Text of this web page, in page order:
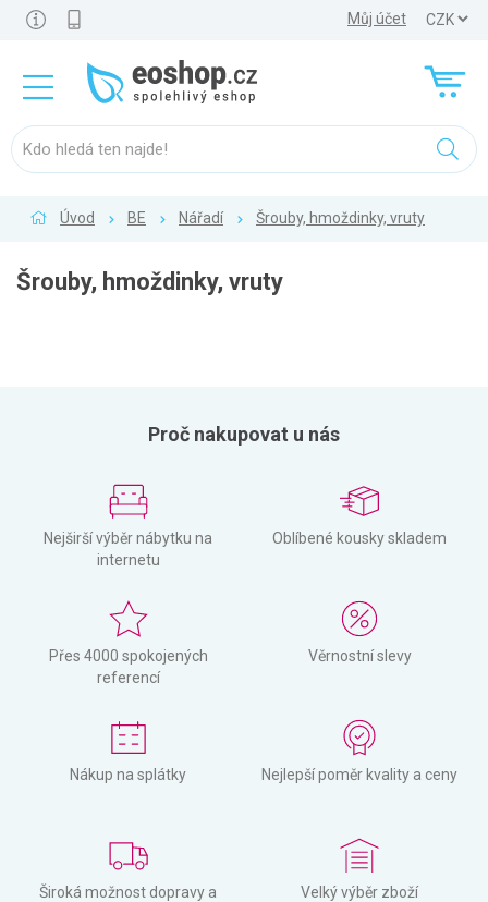
Můj účet
Úvod BE Nářadí Šrouby, hmoždinky, vruty
Šrouby, hmoždinky, vruty
Proč nakupovat u nás
Nejširší výběr nábytku na
internetu
Oblíbené kousky skladem
Přes 4000 spokojených
referencí
Věrnostní slevy
Nákup na splátky Nejlepší poměr kvality a ceny
Široká možnost dopravy a
Velký výběr zboží